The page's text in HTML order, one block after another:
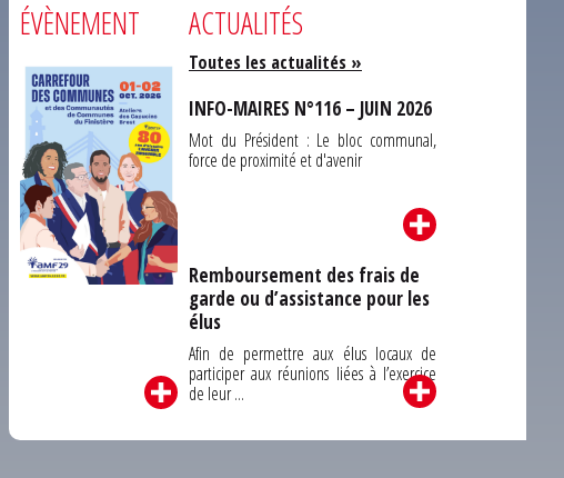
ÉVÈNEMENT ACTUALITÉS
Toutes les actualités »
INFO-MAIRES N°116 – JUIN 2026
Mot du Président : Le bloc communal,
force de proximité et d'avenir
Remboursement des frais de
garde ou d’assistance pour les
élus
Afin de permettre aux élus locaux de
participer aux réunions liées à l’exercice
de leur ...